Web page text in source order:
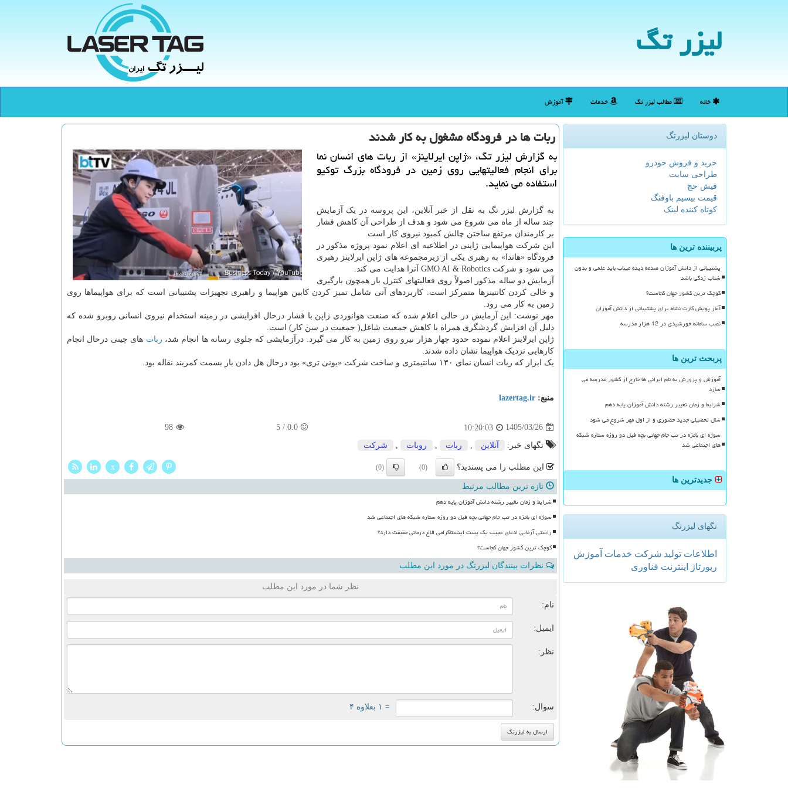
لیزر تگ
خانه مطالب لیزر تگ خدمات آموزش
دوستان لیزرتگ
خرید و فروش خودرو
طراحی سایت
فیش حج
قیمت بیسیم باوفنگ
کوتاه کننده لینک
پربیننده ترین ها
پشتیبانی از دانش آموزان صدمه دیده میناب باید علمی و بدون
شتاب زدگی باشد
کوچک ترین کشور جهان کجاست؟
آغاز پویش کارت نشاط برای پشتیبانی از دانش آموزان
نصب سامانه خورشیدی در 12 هزار مدرسه
پربحث ترین ها
آموزش و پرورش به نام ایرانی ها خارج از کشور مدرسه می
سازد
شرایط و زمان تغییر رشته دانش آموزان پایه دهم
سال تحصیلی جدید حضوری و از اول مهر شروع می شود
سوژه ای بامزه در تب جام جهانی بچه فیل دو روزه ستاره شبکه
های اجتماعی شد
جدیدترین ها
تگهای لیزرتگ
اطلاعات تولید شركت خدمات آموزش
رپورتاژ
اینترنت فناوری
ربات ها در فرودگاه مشغول به کار شدند
به گزارش لیزر تگ، «ژاپن ایرلاینز» از ربات های انسان نما
برای انجام فعالیتهایی روی زمین در فرودگاه بزرگ توکیو
استفاده می نماید.
به گزارش لیزر تگ به نقل از خبر آنلاین، این پروسه در یک آزمایش
چند ساله از ماه می شروع می شود و هدف از طراحی آن کاهش فشار
بر کارمندان مرتفع ساختن چالش کمبود نیروی کار است.
این شرکت هواپیمایی ژاپنی در اطلاعیه ای اعلام نمود پروژه مذکور در
فرودگاه «هاندا» به رهبری یکی از زیرمجموعه های ژاپن ایرلاینز رهبری
می شود و شرکت GMO AI & Robotics آنرا هدایت می کند.
آزمایش دو ساله مذکور اصولاً روی فعالیتهای کنترل بار همچون بارگیری
و خالی کردن کانتینرها متمرکز است. کاربردهای آتی شامل تمیز کردن کابین هواپیما و راهبری تجهیزات پشتیبانی است که برای هواپیماها روی
زمین به کار می رود.
مهر نوشت: این آزمایش در حالی اعلام شده که صنعت هوانوردی ژاپن با فشار درحال افزایشی در زمینه استخدام نیروی انسانی روبرو شده که
دلیل آن افزایش گردشگری همراه با کاهش جمعیت شاغل( جمعیت در سن کار) است.
ژاپن ایرلاینز اعلام نموده حدود چهار هزار نیرو روی زمین به کار می گیرد. درآزمایشی که جلوی رسانه ها انجام شد، ربات های چینی درحال انجام
کارهایی نزدیک هواپیما نشان داده شدند.
یک ابزار که ربات انسان نمای ۱۳۰ سانتیمتری و ساخت شرکت «یونی تری» بود درحال هل دادن بار بسمت کمربند نقاله بود.
منبع: lazertag.ir
1405/03/26
10:20:03
0.0
/
5
98
تگهای خبر: آنلاین ربات روبات شركت
این مطلب را می پسندید؟ (0)
(0)
x
تازه ترین مطالب مرتبط
شرایط و زمان تغییر رشته دانش آموزان پایه دهم
سوژه ای بامزه در تب جام جهانی بچه فیل دو روزه ستاره شبکه های اجتماعی شد
راستی آزمایی ادعای عجیب یک پست اینستاگرامی الاغ درمانی حقیقت دارد؟
کوچک ترین کشور جهان کجاست؟
نظرات بینندگان لیزرتگ در مورد این مطلب
نظر شما در مورد این مطلب
نام:
ایمیل:
نظر:
سوال: = ۱ بعلاوه ۴